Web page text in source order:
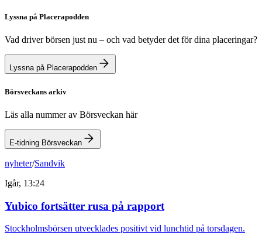
Lyssna på Placerapodden
Vad driver börsen just nu – och vad betyder det för dina placeringar?
Lyssna på Placerapodden
Börsveckans arkiv
Läs alla nummer av Börsveckan här
E-tidning Börsveckan
nyheter/Sandvik
Igår, 13:24
Yubico fortsätter rusa på rapport
Stockholmsbörsen utvecklades positivt vid lunchtid på torsdagen.